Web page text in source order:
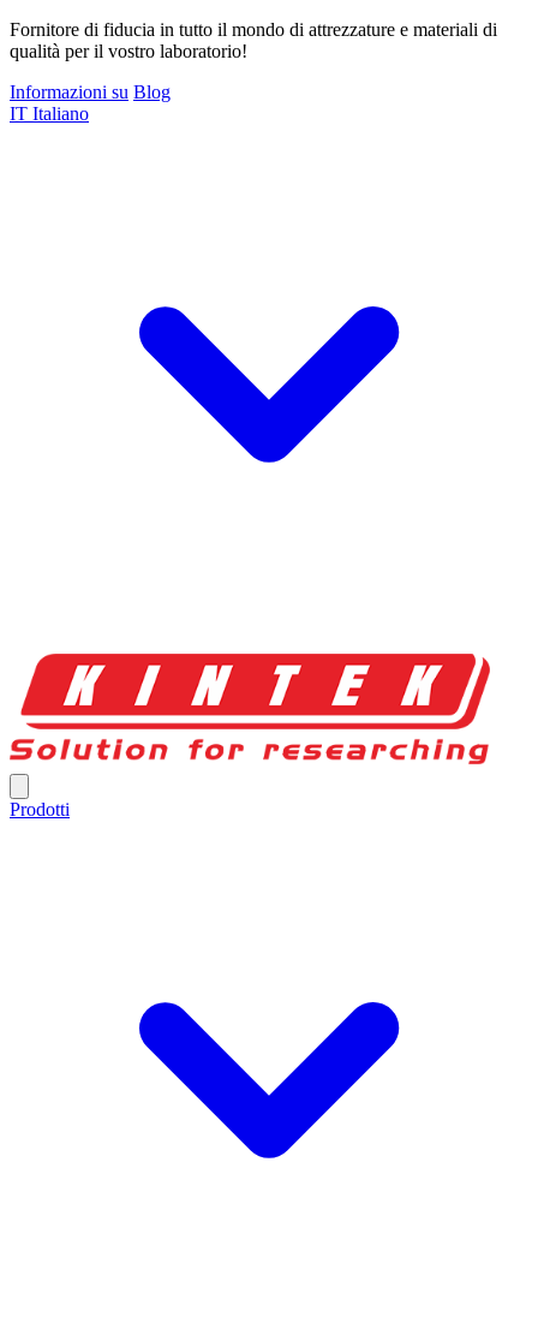
Fornitore di fiducia in tutto il mondo di attrezzature e materiali di
qualità per il vostro laboratorio!
Informazioni su Blog
IT Italiano
Prodotti